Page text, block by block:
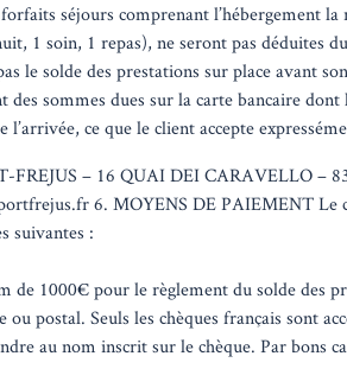
séjours comprenant l’hébergement
1 soin, 1 repas), ne seront pas déduites
le solde des prestations sur place avant
sommes dues sur la carte bancaire
ce que le client accepte
FREJUS – 16 QUAI DEI CARAVELLO –
6. MOYENS DE PAIEMENT Le
suivantes :
de 1000€ pour le règlement du solde des
postal. Seuls les chèques français sont
au nom inscrit sur le chèque. Par bons